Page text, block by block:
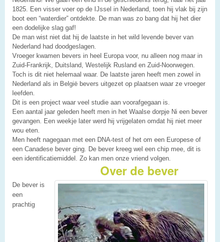
1825. Een visser voer op de IJssel in Nederland, toen hij vlak bij zijn
boot een “waterdier” ontdekte. De man was zo bang dat hij het dier
een dodelijke slag gaf!
De man wist niet dat hij de laatste in het wild levende bever van
Nederland had doodgeslagen.
Vroeger kwamen bevers in heel Europa voor, nu alleen nog maar in
Zuid-Frankrijk, Duitsland, Westelijk Rusland en Zuid-Noorwegen.
Toch is dit niet helemaal waar. De laatste jaren heeft men zowel in
Nederland als in België bevers uitgezet op plaatsen waar ze vroeger
leefden.
Dit is een project waar veel studie aan voorafgegaan is.
Een aantal jaar geleden heeft men in het Waalse dorpje Ni een bever
gevangen. Een weekje later werd hij vrijgelaten omdat hij niet meer
wou eten.
Men heeft nagegaan met een DNA-test of het om een Europese of
een Canadese bever ging. De bever kreeg wel een chip mee, dit is
een identificatiemiddel. Zo kan men onze vriend volgen.
Over de bever
De bever is
een
prachtig